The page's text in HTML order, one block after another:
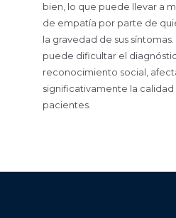
bien, lo que puede llevar a
de empatía por parte de
la gravedad de sus
puede dificultar el
reconocimiento social,
significativamente la calidad
pacientes.